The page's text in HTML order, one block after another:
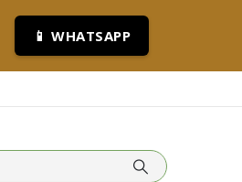
📱 WHATSAPP